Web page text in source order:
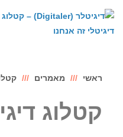
לתוכן
ראשי מאמרים
קטלוג